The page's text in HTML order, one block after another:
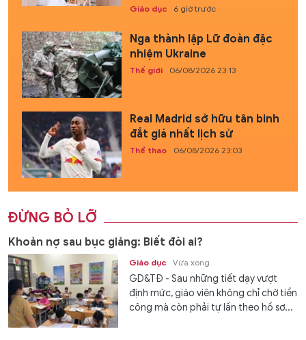
Giáo dục 6 giờ trước
Nga thành lập Lữ đoàn đặc
nhiệm Ukraine
Thế giới 06/08/2026 23:13
Real Madrid sở hữu tân binh
đắt giá nhất lịch sử
Thể thao 06/08/2026 23:03
ĐỪNG BỎ LỠ
Khoản nợ sau bục giảng: Biết đòi ai?
Giáo dục Vừa xong
GD&TĐ - Sau những tiết dạy vượt
định mức, giáo viên không chỉ chờ tiền
công mà còn phải tự lần theo hồ sơ...